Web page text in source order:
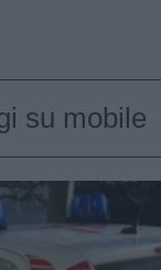
su mobile